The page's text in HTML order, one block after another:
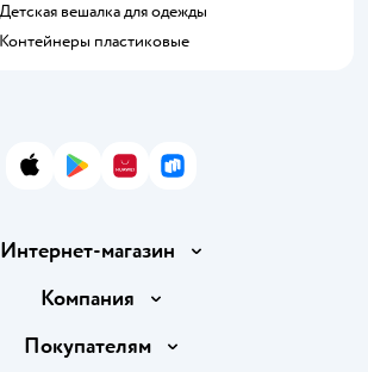
Детская вешалка для одежды
Контейнеры пластиковые
App StoreGoogle Play
AppGallery
RuStore
Интернет-магазин
Доставка и оплата
Обмен и возврат товара
Компания
О компании
Покупателям